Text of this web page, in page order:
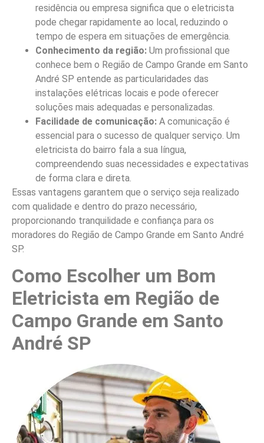
residência ou empresa significa que o eletricista
pode chegar rapidamente ao local, reduzindo o
tempo de espera em situações de emergência.
Conhecimento da região: Um profissional que
conhece bem o Região de Campo Grande em Santo
André SP entende as particularidades das
instalações elétricas locais e pode oferecer
soluções mais adequadas e personalizadas.
Facilidade de comunicação: A comunicação é
essencial para o sucesso de qualquer serviço. Um
eletricista do bairro fala a sua língua,
compreendendo suas necessidades e expectativas
de forma clara e direta.
Essas vantagens garantem que o serviço seja realizado
com qualidade e dentro do prazo necessário,
proporcionando tranquilidade e confiança para os
moradores do Região de Campo Grande em Santo André
SP.
Como Escolher um Bom
Eletricista em Região de
Campo Grande em Santo
André SP